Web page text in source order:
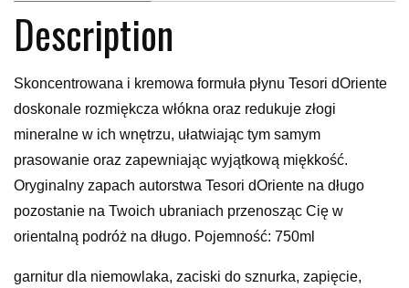
Description
Skoncentrowana i kremowa formuła płynu Tesori dOriente
doskonale rozmiękcza włókna oraz redukuje złogi
mineralne w ich wnętrzu, ułatwiając tym samym
prasowanie oraz zapewniając wyjątkową miękkość.
Oryginalny zapach autorstwa Tesori dOriente na długo
pozostanie na Twoich ubraniach przenosząc Cię w
orientalną podróż na długo. Pojemność: 750ml
garnitur dla niemowlaka, zaciski do sznurka, zapięcie,